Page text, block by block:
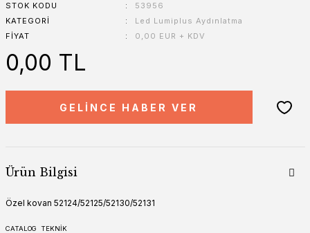
STOK KODU
53956
KATEGORI
Led Lumiplus Aydınlatma
FIYAT
0,00 EUR + KDV
0,00 TL
GELİNCE HABER VER
Ürün Bilgisi
Özel kovan 52124/52125/52130/52131
CATALOG TEKNİK